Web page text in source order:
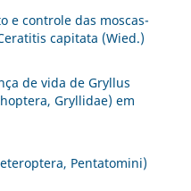
e controle das moscas-
capitata (Wied.)
de vida de Gryllus
Gryllidae) em
Pentatomini)